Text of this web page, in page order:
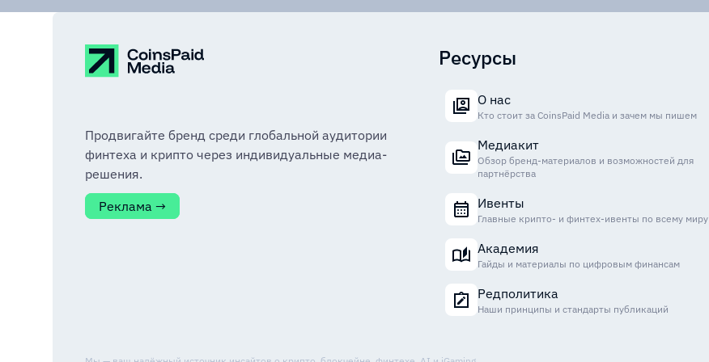
Продвигайте бренд среди глобальной аудитории
финтеха и крипто через индивидуальные медиа-
решения.
Реклама →
Ресурсы
О нас
Кто стоит за CoinsPaid Media и зачем мы пишем
Медиакит
Обзор бренд-материалов и возможностей для
партнёрства
Ивенты
Главные крипто- и финтех-ивенты по всему миру
Академия
Гайды и материалы по цифровым финансам
Редполитика
Наши принципы и стандарты публикаций